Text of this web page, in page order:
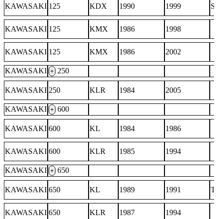
KAWASAKI 125 KDX 1990 1999
KAWASAKI 125 KMX 1986 1998
KAWASAKI 125 KMX 1986 2002
KAWASAKI + 250
KAWASAKI 250 KLR 1984 2005
KAWASAKI + 600
KAWASAKI 600 KL 1984 1986
KAWASAKI 600 KLR 1985 1994
KAWASAKI + 650
KAWASAKI 650 KL 1989 1991
KAWASAKI 650 KLR 1987 1994